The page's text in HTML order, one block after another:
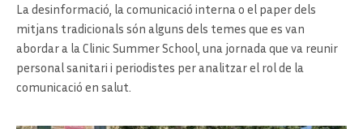
La desinformació, la comunicació interna o el paper dels
mitjans tradicionals són alguns dels temes que es van
abordar a la Clinic Summer School, una jornada que va reunir
personal sanitari i periodistes per analitzar el rol de la
comunicació en salut.